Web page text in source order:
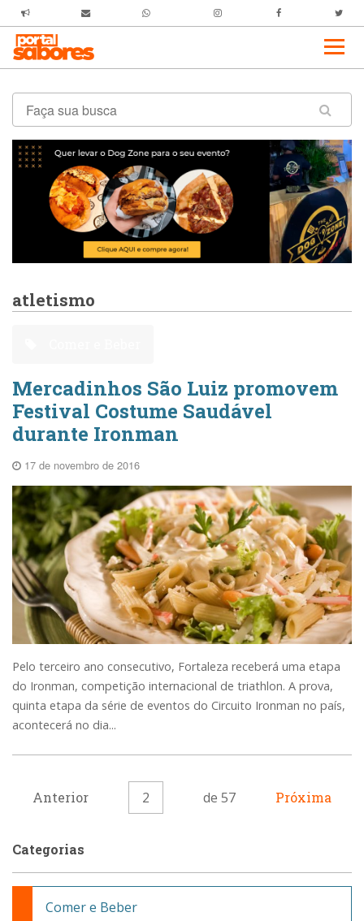
atletismo
Mercadinhos São Luiz promovem
Festival Costume Saudável
durante Ironman
17 de novembro de 2016
Pelo terceiro ano consecutivo, Fortaleza receberá uma etapa
do Ironman, competição internacional de triathlon. A prova,
quinta etapa da série de eventos do Circuito Ironman no país,
acontecerá no dia...
Anterior 2 de 57 Próxima
Categorias
Comer e Beber